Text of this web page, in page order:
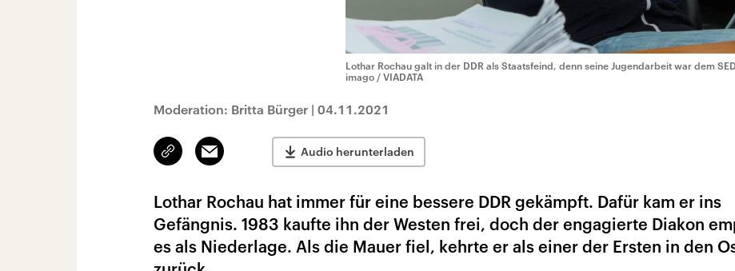
Lothar Rochau galt in der DDR als Staatsfeind, denn seine Jugendarbeit war dem
imago / VIADATA
Moderation: Britta Bürger | 04.11.2021
Link
kopieren/teilen
Email Audio herunterladen
Lothar Rochau hat immer für eine bessere DDR gekämpft. Dafür kam er ins
Gefängnis. 1983 kaufte ihn der Westen frei, doch der engagierte Diakon
es als Niederlage. Als die Mauer fiel, kehrte er als einer der Ersten in den